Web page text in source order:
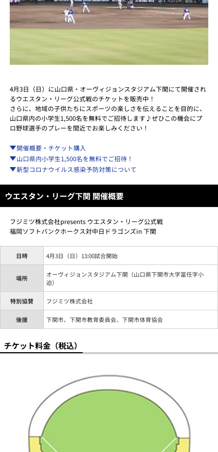
4月3日（日）に山口県・オーヴィジョンスタジアム下関にて開催され
るウエスタン・リーグ公式戦のチケットを販売中！
さらに、地域の子供たちにスポーツの楽しさを伝えることを目的に、
山口県内の小学生1,500名を無料でご招待します♪ぜひこの機会にプ
ロ野球選手のプレーを間近でお楽しみください！
開催概要・チケット購入
山口県内小学生1,500名を無料でご招待！
新型コロナウイルス感染予防対策について
ウエスタン・リーグ下関 開催概要
フジミツ株式会社presents ウエスタン・リーグ公式戦
福岡ソフトバンクホークス対中日ドラゴンズin 下関
日時 4月3日（日）13:00試合開始
場所
オーヴィジョンスタジアム下関（山口県下関市大字冨任字小
迫）
特別協賛 フジミツ株式会社
後援 下関市、下関市教育委員会、下関市体育協会
チケット料金（税込）